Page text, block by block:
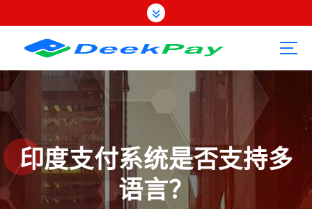
转
容
印度支付系统是否支持多
语言？